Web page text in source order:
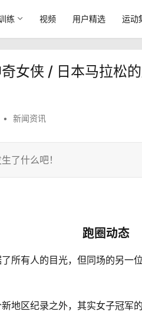
练 视频 用户精选 运动
女侠 / 日本马拉松
• 新闻资讯
了什么吧！
跑圈动态
所有人的目光，但同场的另一
地区纪录之外，其实女子冠军